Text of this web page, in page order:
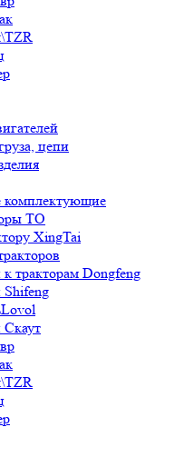
цепи
комплектующие
ТО
XingTai
тракторам Dongfeng
Shifeng
Скаут